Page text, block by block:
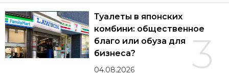
3
Туалеты в японских
комбини: общественное
благо или обуза для
бизнеса?
04.08.2026